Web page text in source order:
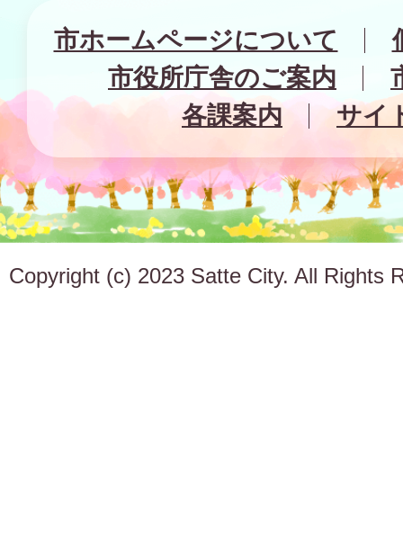
市ホームページについて
市役所庁舎のご案内
各課案内
サイ
Copyright (c) 2023 Satte City. All Rights